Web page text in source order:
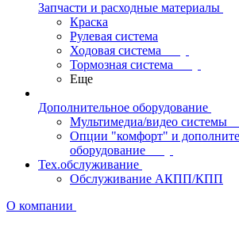
Запчасти и расходные материалы
Краска
Рулевая система
Ходовая система
Тормозная система
Еще
Дополнительное оборудование
Мультимедиа/видео системы
Опции "комфорт" и
оборудование
Тех.обслуживание
Обслуживание АКПП/КПП
О компании